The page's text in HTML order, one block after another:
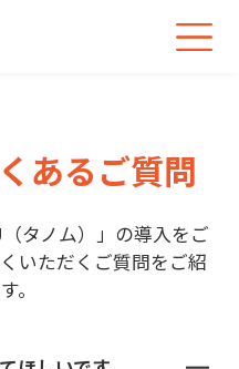
あるご質問
タノム）」の導入をご
いただくご質問をご紹
。